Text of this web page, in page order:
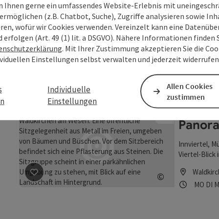
©
Copyright
Beitrag merken: Pfarrkirche St. Wolfgang in
-x-
MODI
©
Copyright
Beitrag merken: Vier-Viertel-Blick | Sauwald
Vier-
Innviertel,
Viertel-Blick
grandiose
ganzMO DI
Ihnen gerne ein umfassendes Website-Erlebnis mit
(z.B. Chatbot, Suche), Zugriffe analysieren sowie
wofür wir Cookies verwenden. Vereinzelt kann eine
(Art. 49 (1) lit. a DSGVO). Nähere Informationen finden
. Mit Ihrer Zustimmung akzeptieren Sie die
Einstellungen selbst verwalten und jederzeit
Individuelle
Einstellungen
Allen Cookies
zustimmen